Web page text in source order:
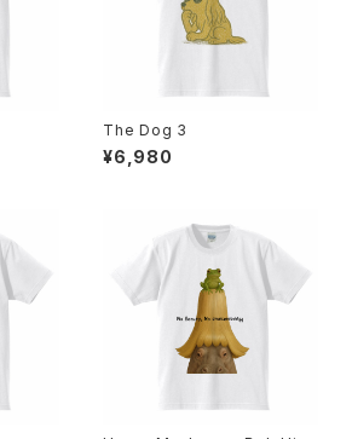
The Dog 3
¥6,980